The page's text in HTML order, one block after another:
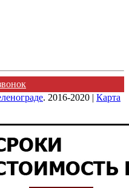
. 2016-2020 | Карта